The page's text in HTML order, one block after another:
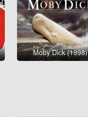
Moby Dick (1998)